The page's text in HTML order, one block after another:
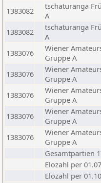
1383082
tschaturanga
A
1383082
tschaturanga
A
1383076
Wiener
Gruppe A
1383076
Wiener
Gruppe A
1383076
Wiener
Gruppe A
1383076
Wiener
Gruppe A
1383076
Wiener
Gruppe A
Gesamtpartien
Elozahl per
Elozahl per